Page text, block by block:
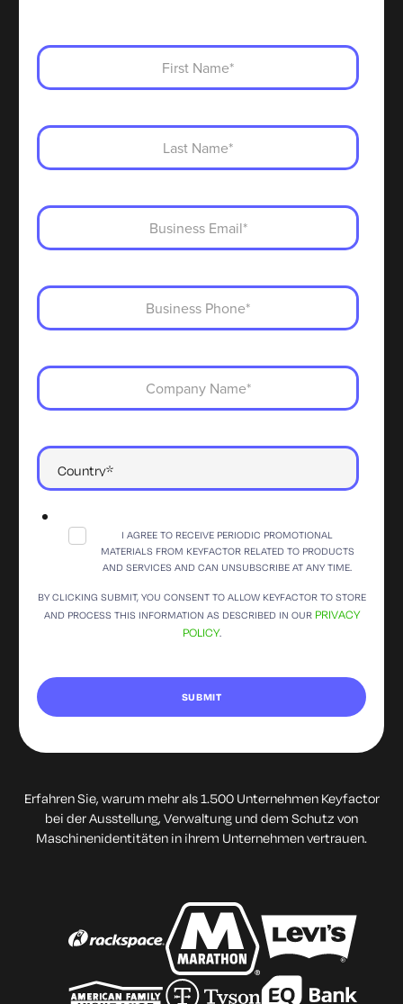
I AGREE TO RECEIVE PERIODIC PROMOTIONAL
MATERIALS FROM KEYFACTOR RELATED TO PRODUCTS
AND SERVICES AND CAN UNSUBSCRIBE AT ANY TIME.
BY CLICKING SUBMIT, YOU CONSENT TO ALLOW KEYFACTOR TO STORE
AND PROCESS THIS INFORMATION AS DESCRIBED IN OUR PRIVACY
POLICY.
Erfahren Sie, warum mehr als 1.500 Unternehmen Keyfactor
bei der Ausstellung, Verwaltung und dem Schutz von
Maschinenidentitäten in ihrem Unternehmen vertrauen.